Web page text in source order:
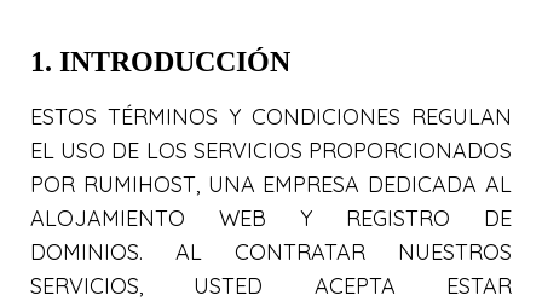
1. INTRODUCCIÓN
ESTOS TÉRMINOS Y CONDICIONES REGULAN
EL USO DE LOS SERVICIOS PROPORCIONADOS
POR RUMIHOST, UNA EMPRESA DEDICADA AL
ALOJAMIENTO WEB Y REGISTRO DE
DOMINIOS. AL CONTRATAR NUESTROS
SERVICIOS, USTED ACEPTA ESTAR